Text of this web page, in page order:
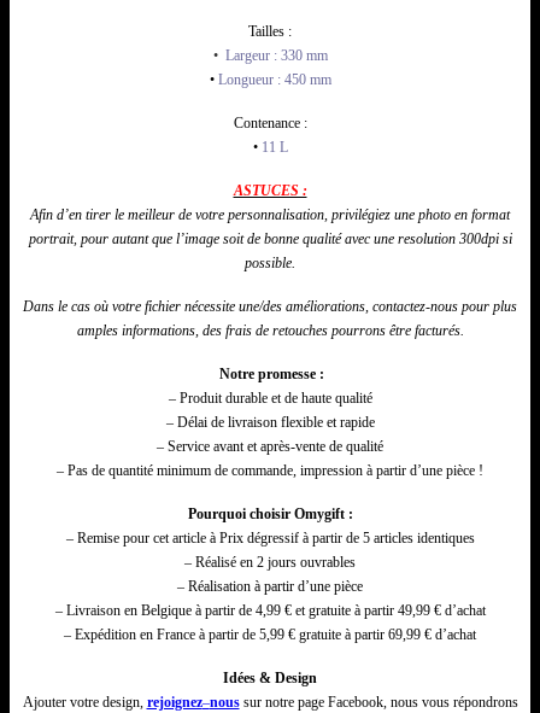
Tailles :
• Largeur : 330mm
• Longueur : 450 mm
Contenance :
• 11 L
ASTUCES :
Afin d’en tirer le meilleur de votre personnalisation, privilégiez une photo en format
portrait, pour autant que l’image soit de bonne qualité avec une resolution 300dpi si
possible.
Dans le cas où votre fichier nécessite une/des améliorations, contactez-nous pour plus
amples informations, des frais de retouches pourrons être facturés.
Notre promesse :
– Produit durable et de haute qualité
– Délai de livraison flexible et rapide
– Service avant et après-vente de qualité
– Pas de quantité minimum de commande, impression à partir d’une pièce !
Pourquoi choisir Omygift :
– Remise pour cet article à Prix dégressif à partir de 5 articles identiques
– Réalisé en 2 jours ouvrables
– Réalisation à partir d’une pièce
– Livraison en Belgique à partir de 4,99 € et gratuite à partir 49,99 € d’achat
– Expédition en France à partir de 5,99 € gratuite à partir 69,99 € d’achat
Idées & Design
Ajouter votre design, rejoignez–nous sur notre page Facebook, nous vous répondrons